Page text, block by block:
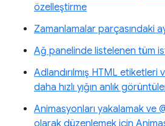
özelleştirme
Zamanlamalar parçasındaki
Ağ panelinde listelenen tüm
Adlandırılmış HTML
daha hızlı yığın anlık
Animasyonları yakalamak ve
olarak düzenlemek için